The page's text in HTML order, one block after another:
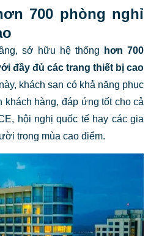
700 phòng nghỉ
sở hữu hệ thống
hơn 700
đầy đủ các trang thiết bị cao
khách sạn có khả năng phục
khách hàng, đáp ứng tốt cho cả
hội nghị quốc tế hay các gia
trong mùa cao điểm.